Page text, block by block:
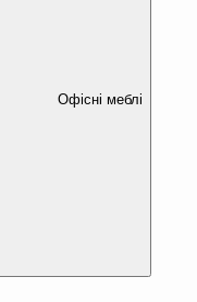
Офісні меблі